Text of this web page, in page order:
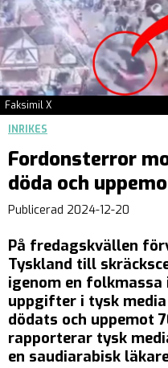
Faksimil X
INRIKES
Fordonsterror
döda och
Publicerad 2024-12-20
På fredagskvällen
Tyskland till
igenom en
uppgifter i tysk
dödats och uppemot
rapporterar tysk
en saudiarabisk